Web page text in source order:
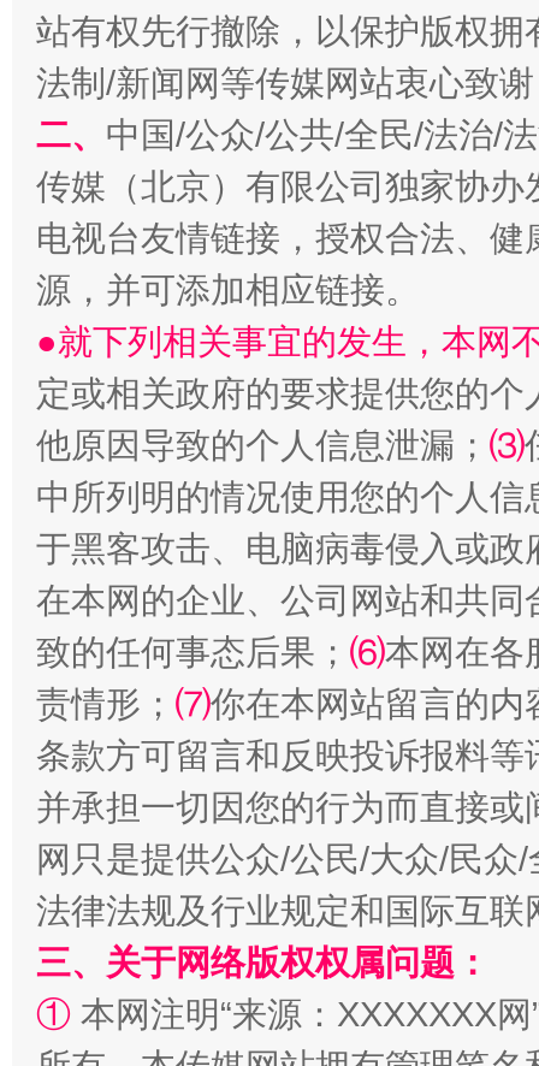
“刷贴”乱象丛生
生
揭批美国五大"原罪" "炒
解纷+调解+退费，一次搞定
站有权先行撤除，以保护版权
法制/新闻网等传媒网站衷心致
二、 中国/公众/公共/全民/法治/
传媒（北京）有限公司独家协
电视台友情链接，授权合法、
源，并可添加相应链接。
●就下列相关事宜的发生，本网
定或相关政府的要求提供您的个
他原因导致的个人信息泄漏； ⑶
中所列明的情况使用您的个人
于黑客攻击、电脑病毒侵入或
在本网的企业、公司网站和共
致的任何事态后果； ⑹本网在各
责情形； ⑺你在本网站留言的内
条款方可留言和反映投诉报料
并承担一切因您的行为而直接
网只是提供公众/公民/大众/民
法律法规及行业规定和国际互
三、关于网络版权权属问题：
① 本网注明“来源：XXXXXXX